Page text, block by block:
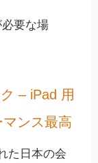
要な場
– iPad 用
ンス最高
た日本の会